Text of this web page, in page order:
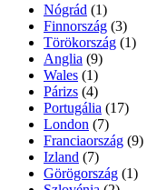
Nógrád (1)
Finnország (3)
Törökország (1)
Anglia (9)
Wales (1)
Párizs (4)
Portugália (17)
London (7)
Franciaország (9)
Izland (7)
Görögország (1)